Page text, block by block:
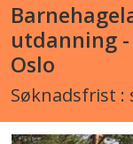
utdanning
Oslo
Søknadsfrist :